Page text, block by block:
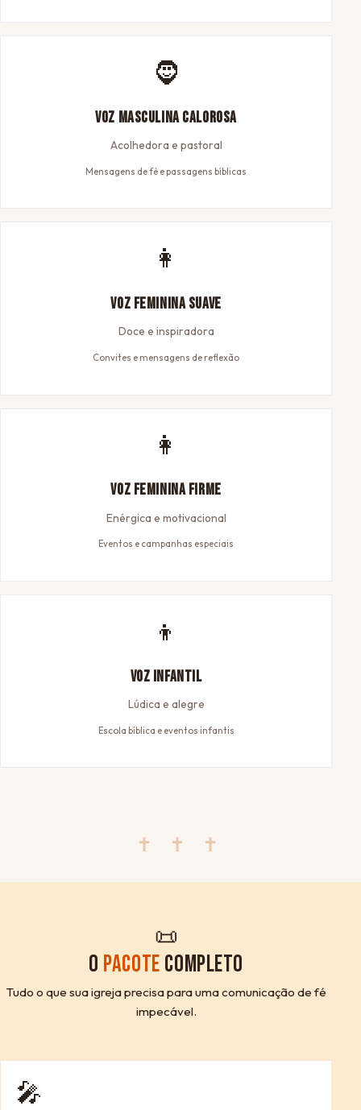
🧔
Voz Masculina Calorosa
Acolhedora e pastoral
Mensagens de fé e passagens bíblicas
👩
Voz Feminina Suave
Doce e inspiradora
Convites e mensagens de reflexão
👩
Voz Feminina Firme
Enérgica e motivacional
Eventos e campanhas especiais
👦
Voz Infantil
Lúdica e alegre
Escola bíblica e eventos infantis
✝ ✝ ✝
📜
O PACOTE COMPLETO
Tudo o que sua igreja precisa para uma comunicação de fé
impecável.
🎤